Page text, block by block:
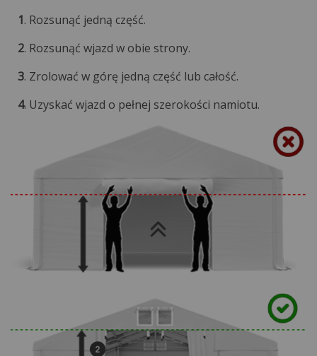
1. Rozsunąć jedną część.
2. Rozsunąć wjazd w obie strony.
3. Zrolować w górę jedną część lub całość.
4. Uzyskać wjazd o pełnej szerokości namiotu.